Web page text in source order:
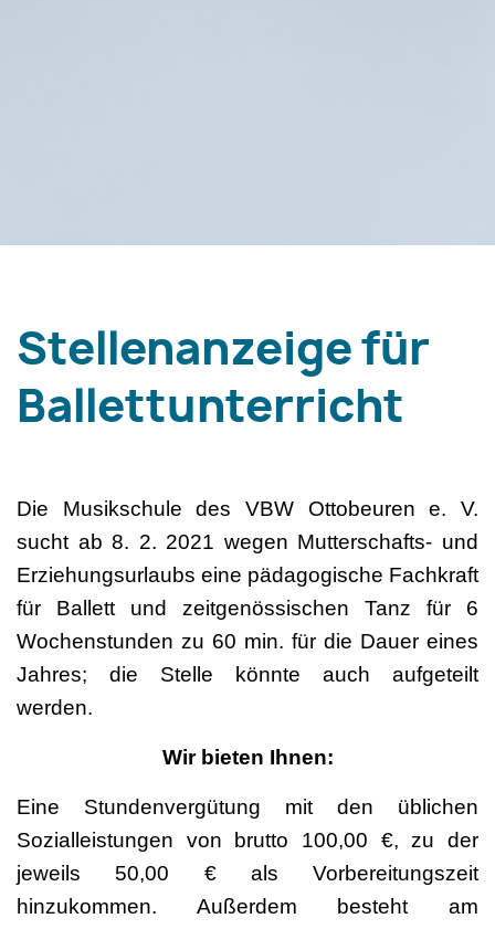
Stellenanzeige für
Ballettunterricht
Die Musikschule des VBW Ottobeuren e. V.
sucht ab 8. 2. 2021 wegen Mutterschafts- und
Erziehungsurlaubs eine pädagogische Fachkraft
für Ballett und zeitgenössischen Tanz für 6
Wochenstunden zu 60 min. für die Dauer eines
Jahres; die Stelle könnte auch aufgeteilt
werden.
Wir bieten Ihnen:
Eine Stundenvergütung mit den üblichen
Sozialleistungen von brutto 100,00 €, zu der
jeweils 50,00 € als Vorbereitungszeit
hinzukommen. Außerdem besteht am